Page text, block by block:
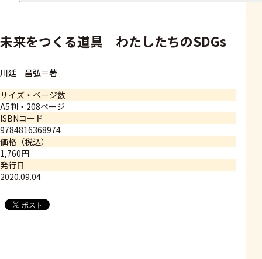
未来をつくる道具 わたしたちのSDGs
川廷 昌弘＝著
サイズ・ページ数
A5判・208ページ
ISBNコード
9784816368974
価格（税込）
1,760円
発行日
2020.09.04